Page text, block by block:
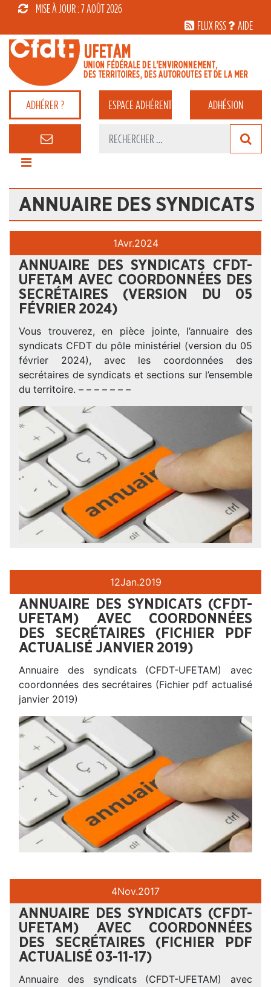
MISE À JOUR : 7 AOÛT 2026
FLUX RSS
AIDE
ADHÉRER ? ESPACEADHÉRENT ADHÉSION
ANNUAIRE DES SYNDICATS
1Avr.2024
ANNUAIRE DES SYNDICATS CFDT-
UFETAM AVEC COORDONNÉES DES
SECRÉTAIRES (VERSION DU 05
FÉVRIER 2024)
Vous trouverez, en pièce jointe, l’annuaire des
syndicats CFDT du pôle ministériel (version du 05
février 2024), avec les coordonnées des
secrétaires de syndicats et sections sur l’ensemble
du territoire. – – – – – – –
12Jan.2019
ANNUAIRE DES SYNDICATS (CFDT-
UFETAM) AVEC COORDONNÉES
DES SECRÉTAIRES (FICHIER PDF
ACTUALISÉ JANVIER 2019)
Annuaire des syndicats (CFDT-UFETAM) avec
coordonnées des secrétaires (Fichier pdf actualisé
janvier 2019)
4Nov.2017
ANNUAIRE DES SYNDICATS (CFDT-
UFETAM) AVEC COORDONNÉES
DES SECRÉTAIRES (FICHIER PDF
ACTUALISÉ 03-11-17)
Annuaire des syndicats (CFDT-UFETAM) avec